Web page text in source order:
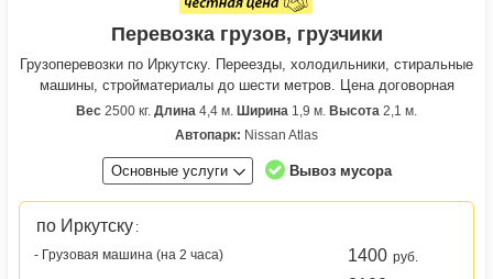
Перевозка грузов, грузчики
Грузоперевозки по Иркутску. Переезды, холодильники, стиральные
машины, стройматериалы до шести метров. Цена договорная
Вес 2500 кг. Длина 4,4 м. Ширина 1,9 м. Высота 2,1 м.
Автопарк: Nissan Atlas
Основные услуги Вывоз мусора
по Иркутску :
- Грузовая машина (на 2 часа)
1400 руб.